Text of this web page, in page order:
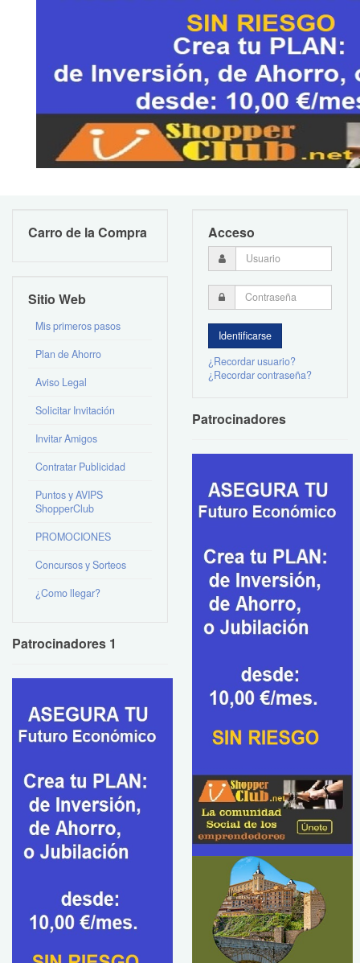
Carro de la Compra
Sitio Web
Mis primeros pasos
Plan de Ahorro
Aviso Legal
Solicitar Invitación
Invitar Amigos
Contratar Publicidad
Puntos y AVIPS
ShopperClub
PROMOCIONES
Concursos y Sorteos
¿Como llegar?
Patrocinadores 1
Acceso
¿Recordar usuario?
¿Recordar contraseña?
Patrocinadores